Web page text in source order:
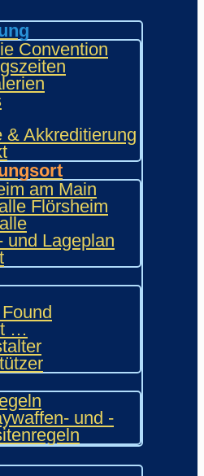
Convention
& Akkreditierung
am Main
Flörsheim
und Lageplan
…
und -
Künstler
Präsentationen
Games (TCG)
App
Con-Programm